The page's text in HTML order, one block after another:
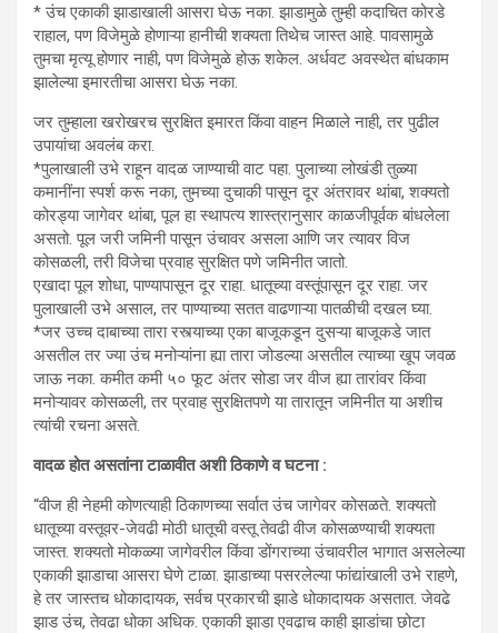
* उंच एकाकी झाडाखाली आसरा घेऊ नका. झाडामुळे तुम्ही कदाचित कोरडे
राहाल, पण विजेमुळे होणाऱ्या हानीची शक्यता तिथेच जास्त आहे. पावसामुळे
तुमचा मृत्यू होणार नाही, पण विजेमुळे होऊ शकेल. अर्धवट अवस्थेत बांधकाम
झालेल्या इमारतीचा आसरा घेऊ नका.
जर तुम्हाला खरोखरच सुरक्षित इमारत किंवा वाहन मिळाले नाही, तर पुढील
उपायांचा अवलंब करा.
*पुलाखाली उभे राहून वादळ जाण्याची वाट पहा. पुलाच्या लोखंडी तुळ्या
कमानींना स्पर्श करू नका, तुमच्या दुचाकी पासून दूर अंतरावर थांबा, शक्यतो
कोरड्या जागेवर थांबा, पूल हा स्थापत्य शास्त्रानुसार काळजीपूर्वक बांधलेला
असतो. पूल जरी जमिनी पासून उंचावर असला आणि जर त्यावर विज
कोसळली, तरी विजेचा प्रवाह सुरक्षित पणे जमिनीत जातो.
एखादा पूल शोधा, पाण्यापासून दूर राहा. धातूच्या वस्तूंपासून दूर राहा. जर
पुलाखाली उभे असाल, तर पाण्याच्या सतत वाढणाऱ्या पातळीची दखल घ्या.
*जर उच्च दाबाच्या तारा रस्त्याच्या एका बाजूकडून दुसऱ्या बाजूकडे जात
असतील तर ज्या उंच मनोऱ्यांना ह्या तारा जोडल्या असतील त्याच्या खूप जवळ
जाऊ नका. कमीत कमी ५० फूट अंतर सोडा जर वीज ह्या तारांवर किंवा
मनोऱ्यावर कोसळली, तर प्रवाह सुरक्षितपणे या तारातून जमिनीत या अशीच
त्यांची रचना असते.
वादळ होत असतांना टाळावीत अशी ठिकाणे व घटना :
“वीज ही नेहमी कोणत्याही ठिकाणच्या सर्वात उंच जागेवर कोसळते. शक्यतो
धातूच्या वस्तूवर-जेवढी मोठी धातूची वस्तू तेवढी वीज कोसळण्याची शक्यता
जास्त. शक्यतो मोकळ्या जागेवरील किंवा डोंगराच्या उंचावरील भागात असलेल्या
एकाकी झाडाचा आसरा घेणे टाळा. झाडाच्या पसरलेल्या फांद्यांखाली उभे राहणे,
हे तर जास्तच धोकादायक, सर्वच प्रकारची झाडे धोकादायक असतात. जेवढे
झाड उंच, तेवढा धोका अधिक. एकाकी झाडा एवढाच काही झाडांचा छोटा